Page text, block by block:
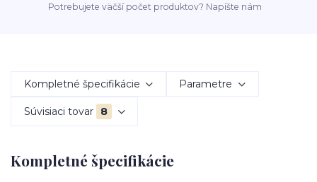
Potrebujete väčší počet produktov? Napíšte nám
Kompletné špecifikácie Parametre
Súvisiaci tovar 8
Kompletné špecifikácie